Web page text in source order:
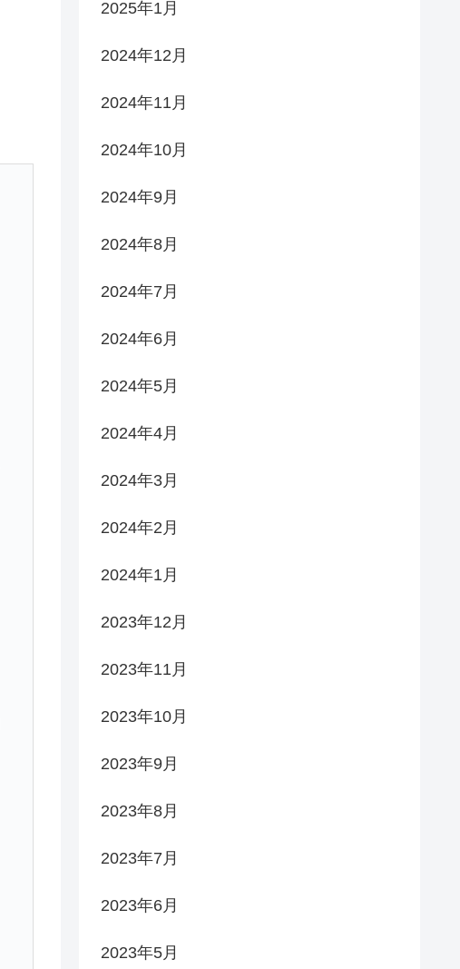
2025年1月
2024年12月
2024年11月
2024年10月
2024年9月
2024年8月
2024年7月
2024年6月
2024年5月
2024年4月
2024年3月
2024年2月
2024年1月
2023年12月
2023年11月
2023年10月
2023年9月
2023年8月
2023年7月
2023年6月
2023年5月